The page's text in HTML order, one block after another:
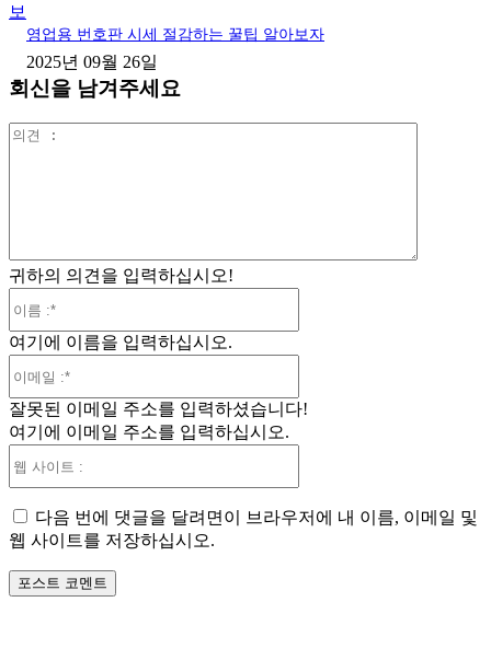
보
영업용 번호판 시세 절감하는 꿀팁 알아보자
2025년 09월 26일
회신을 남겨주세요
귀하의 의견을 입력하십시오!
여기에 이름을 입력하십시오.
일
잘못된 이메일 주소를 입력하셨습니다!
여기에 이메일 주소를 입력하십시오.
트
다음 번에 댓글을 달려면이 브라우저에 내 이름, 이메일 및
웹 사이트를 저장하십시오.